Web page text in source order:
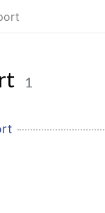
1